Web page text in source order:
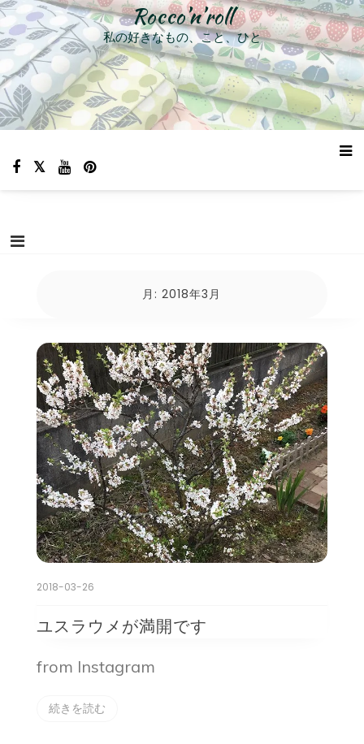
コ
テ
ツ
へ
ス
キ
Rocco’n’roll
私の好きなもの、こと、ひと
月:2018年3月
2018-03-26
ユスラウメが満開です
from Instagram
続きを読む